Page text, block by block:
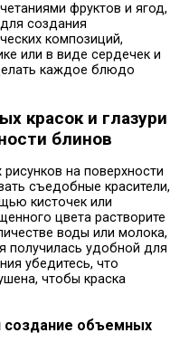
фруктов и ягод,
создания
композиций,
или в виде сердечек и
каждое блюдо
красок и глазури
блинов
на поверхности
съедобные красители,
кисточек или
цвета растворите
воды или молока,
получилась удобной для
убедитесь, что
чтобы краска
создание объемных